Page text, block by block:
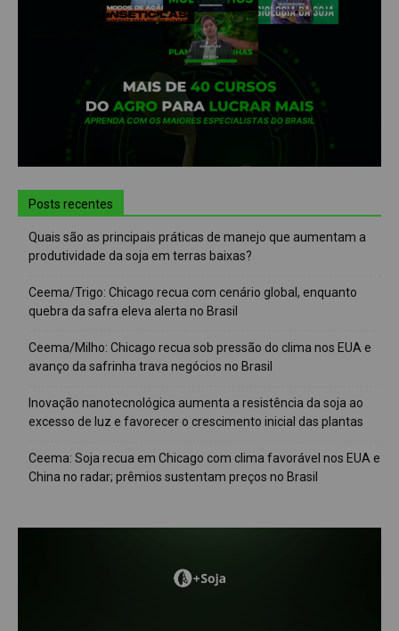
Posts recentes
Quais são as principais práticas de manejo que aumentam a
produtividade da soja em terras baixas?
Ceema/Trigo: Chicago recua com cenário global, enquanto
quebra da safra eleva alerta no Brasil
Ceema/Milho: Chicago recua sob pressão do clima nos EUA e
avanço da safrinha trava negócios no Brasil
Inovação nanotecnológica aumenta a resistência da soja ao
excesso de luz e favorecer o crescimento inicial das plantas
Ceema: Soja recua em Chicago com clima favorável nos EUA e
China no radar; prêmios sustentam preços no Brasil